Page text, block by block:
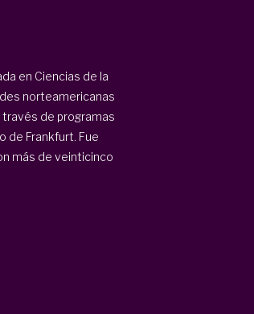
en Ciencias de la
norteamericanas
través de programas
de Frankfurt. Fue
más de veinticinco